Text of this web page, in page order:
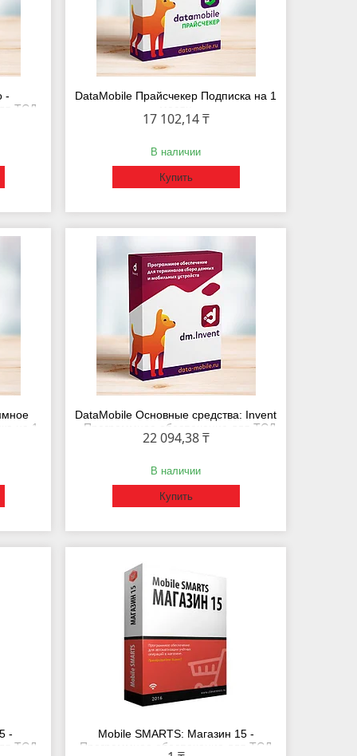
-
ТСД
DataMobile Прайсчекер Подписка на 1
17 102,14 ₸
В наличии
Купить
на 1
DataMobile Основные средства: Invent
- Программное обеспечение для ТСД
Подписка на 1 месяц
22 094,38 ₸
В наличии
Купить
-
ТСД
Mobile SMARTS: Магазин 15 -
Программное обеспечение для ТСД